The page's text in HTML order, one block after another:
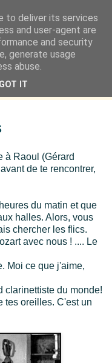
mais shush shush,
de peau. « Soyez
pris. » Oscar Wilde
à Raoul (Gérard
de te rencontrer,
du matin et que
halles. Alors, vous
chercher les flics.
avec nous ! .... Le
Moi ce que j'aime,
clarinettiste du monde!
tes oreilles. C'est un
to deliver its services
and user-agent are
and security
generate usage
abuse.
GOT IT